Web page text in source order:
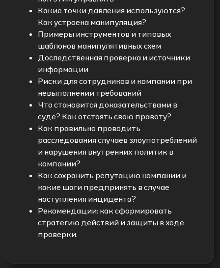
Какие точки давления используются?
Как устроена манипуляция?
Примеры инструментов и типовых
шаблонов манипулятивных схем
Доследственная проверка и источники
информации
Риски для сотрудников и компании при
невыполнении требований
Что становится доказательствами в
суде? Как отстоять свою правоту?
Как правильно проводить
расследования случаев злоупотреблений
и нарушения внутренних политик в
компании?
Как сохранить репутацию компании и
какие шаги предпринять в случае
наступления инцидента?
Рекомендации: как сформировать
стратегию действий и защиты в ходе
проверки.